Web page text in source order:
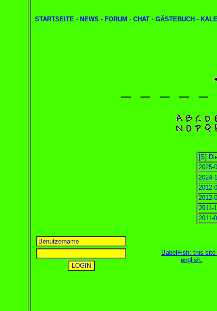
STARTSEITE - NEWS - FORUM - CHAT - GÄSTEBUCH -
[S]
2025-
2024-
2012-
2012-
2011-
2011-
BabelFish: this site
english.